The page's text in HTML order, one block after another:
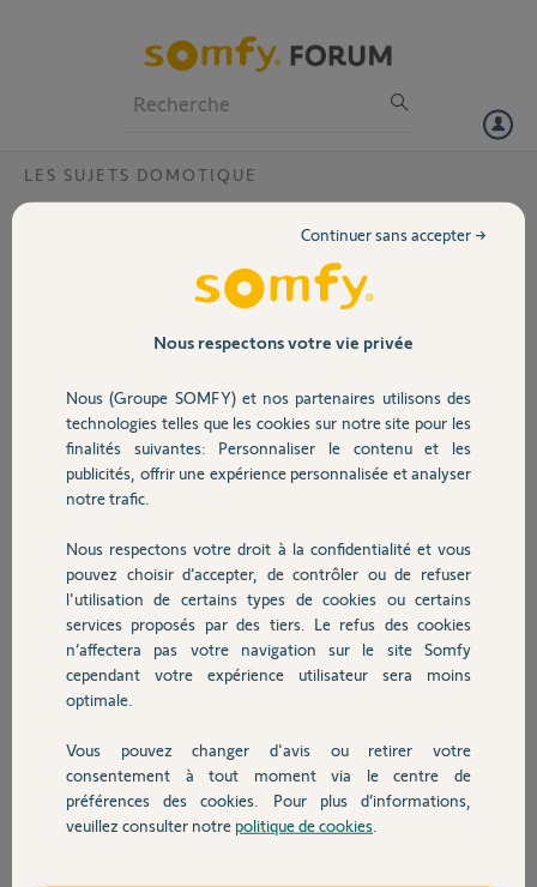
Volet
Sécurité
Domotique
Chauffage
Autres produits
Devis avec un pro
Contact
LES SUJETS DOMOTIQUE
Connexoon : Est-ce que l'on peut avoir une
Est-ce que la programmation horaire est la même pour tous les
modes (présent, absent, en vacances) ou bien peut on en avoir une
se ferment tous ensembles. Y a t'il une subtilité qui m'a échappée ?
Merci d'avance.
Gilles R.
il y a plus de 5 ans
Réponses
Bonjour Gilles,
de quel produit s'agit il?
Bonne journée.
Nicolas F. il y a plus de 5 ans
Nous respectons votre vie privée
Nous (Groupe SOMFY) et nos partenaires utilisons des
technologies telles que les cookies sur notre site pour les
finalités suivantes: Personnaliser le contenu et les
publicités, offrir une expérience personnalisée et analyser
notre trafic.
Nous respectons votre droit à la confidentialité et vous
pouvez choisir d’accepter, de contrôler ou de refuser
l'utilisation de certains types de cookies ou certains
services proposés par des tiers. Le refus des cookies
n’affectera pas votre navigation sur le site Somfy
cependant votre expérience utilisateur sera moins
optimale.
Vous pouvez changer d'avis ou retirer votre
consentement à tout moment via le centre de
préférences des cookies. Pour plus d’informations,
veuillez consulter notre politique de cookies
Continuer sans accepter →